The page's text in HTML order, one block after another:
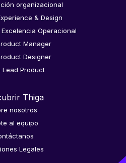
organizacional
& Design
Operacional
Manager
Designer
Lead Product
Thiga
nosotros
al equipo
Legales